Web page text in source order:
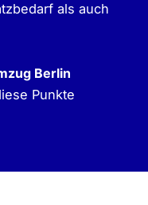
als auch
Berlin
Punkte